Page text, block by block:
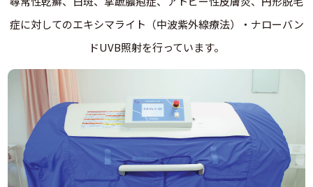
症に対してのエキシマライト（中波紫外線療法）・ナローバン
ドUVB照射を行っています。